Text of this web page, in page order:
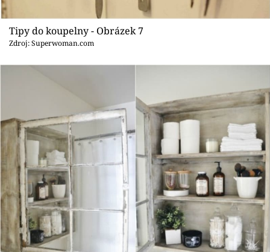
Tipy do koupelny - Obrázek 7
Zdroj: Superwoman.com